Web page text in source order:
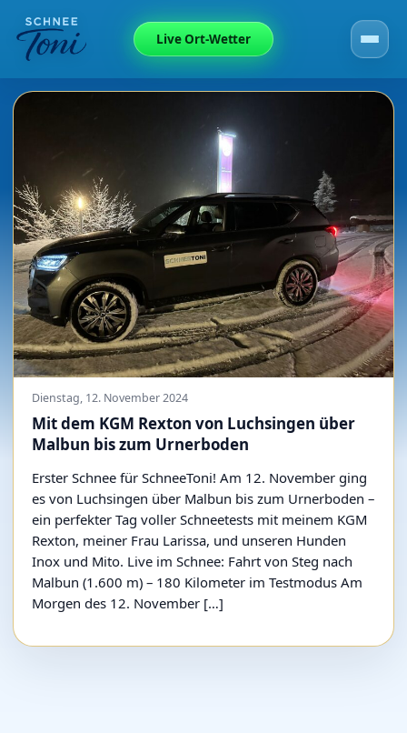
Live Ort-Wetter
Dienstag, 12. November 2024
Mit dem KGM Rexton von Luchsingen über
Malbun bis zum Urnerboden
Erster Schnee für SchneeToni! Am 12. November ging
es von Luchsingen über Malbun bis zum Urnerboden –
ein perfekter Tag voller Schneetests mit meinem KGM
Rexton, meiner Frau Larissa, und unseren Hunden
Inox und Mito. Live im Schnee: Fahrt von Steg nach
Malbun (1.600 m) – 180 Kilometer im Testmodus Am
Morgen des 12. November […]